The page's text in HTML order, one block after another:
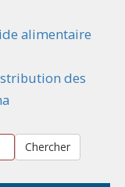
alimentaire
des
Chercher